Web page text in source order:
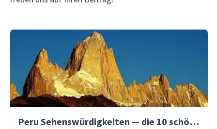
Peru Sehenswürdigkeiten — die 10 schönsten Orte